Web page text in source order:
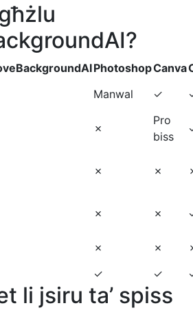
PhotoshopCanva
Manwal ✓
✗
Pro
biss
✗ ✗
✗ ✗
✗ ✗
✓ ✓
li jsiru ta’ spiss